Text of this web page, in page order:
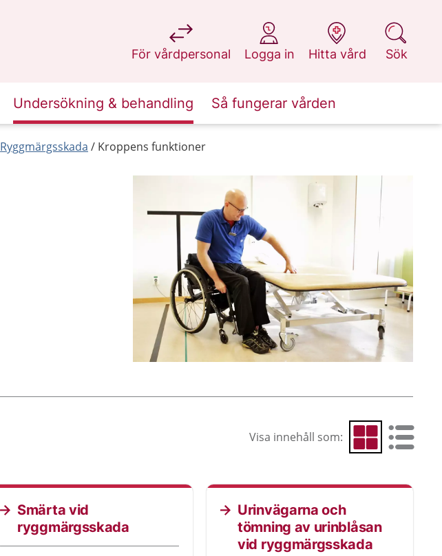
För vårdpersonal
på 1177.se
Logga in
på 1177.se
Hitta vård
på 1177.se
Sök
på 1177.se
Undersökning & behandling Så fungerar vården
Ryggmärgsskada Kroppens funktioner
Visa innehåll som: Visa som rutnät
Visa som
Smärta vid
ryggmärgsskada
Urinvägarna och
tömning av urinblåsan
vid ryggmärgsskada